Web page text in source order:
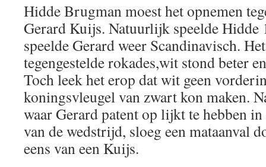
Hidde Brugman moest het opnemen
Gerard Kuijs. Natuurlijk speelde Hidde
speelde Gerard weer Scandinavisch.
tegengestelde rokades,wit stond beter
Toch leek het erop dat wit geen
koningsvleugel van zwart kon maken.
waar Gerard patent op lijkt te hebben
van de wedstrijd, sloeg een mataanval
eens van een Kuijs.